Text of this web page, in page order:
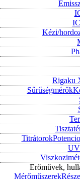
Kézi/
Rigaku
Sűrűségmérők
Titrátorok
Erőművek,
Mérőműszerek